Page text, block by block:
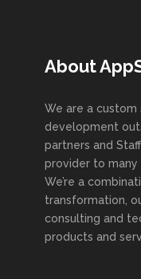
About
We are a
development
partners and
provider to many
We’re a
transformation,
consulting and
products and